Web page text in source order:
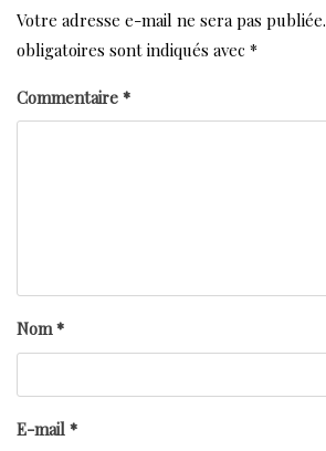
Votre adresse e-mail ne sera pas publiée.
obligatoires sont indiqués avec *
Commentaire *
Nom*
E-mail *